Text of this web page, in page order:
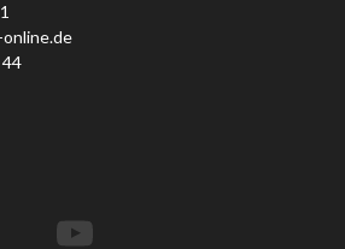
YouTube